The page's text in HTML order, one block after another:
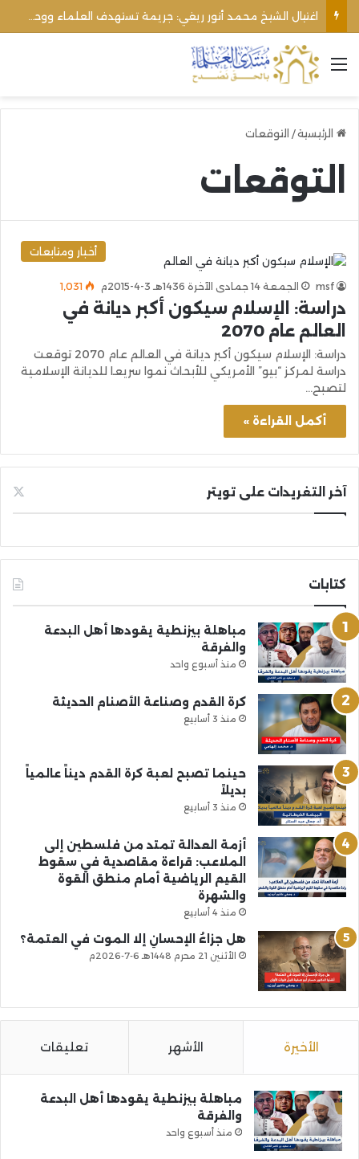
القائمة
الرئيسية/ التوقعات
التوقعات
أخبار ومتابعات
msf الجمعة 14 جمادى الآخرة 1436هـ 3-4-2015م 1٬031
دراسة: الإسلام سيكون أكبر ديانة في
العالم عام 2070
دراسة: الإسلام سيكون أكبر ديانة في العالم عام 2070 توقعت
دراسة لمركز “بيو” الأمريكي للأبحاث نموا سريعا للديانة الإسلامية
لتصبح…
أكمل القراءة »
آخر التغريدات على تويتر
كتابات
مباهلة بيزنطية يقودها أهل البدعة
والفرقة
منذ أسبوع واحد
كرة القدم وصناعة الأصنام الحديثة
منذ 3 أسابيع
حينما تصبح لعبة كرة القدم ديناً عالمياً
بديلاً
منذ 3 أسابيع
أزمة العدالة تمتد من فلسطين إلى
الملاعب: قراءة مقاصدية في سقوط
القيم الرياضية أمام منطق القوة
والشهرة
منذ 4 أسابيع
هل جزاءُ الإحسانِ إلا الموت في العتمة؟
الأثنين 21 محرم 1448هـ 6-7-2026م
الأخيرة الأشهر تعليقات
مباهلة بيزنطية يقودها أهل البدعة
والفرقة
منذ أسبوع واحد